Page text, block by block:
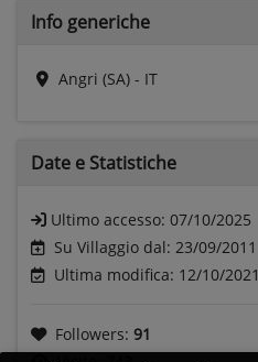
Info generiche
Angri (SA) - IT
Date e Statistiche
Ultimo accesso: 07/10/2025
Su Villaggio dal: 23/09/2011
Ultima modifica: 12/10/2021
Followers: 91